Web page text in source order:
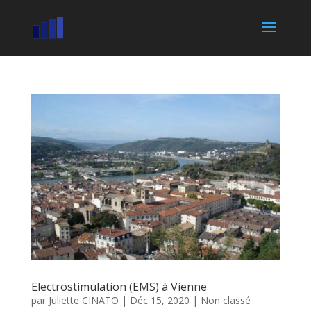
Electrostimulation (EMS) à Vienne
par Juliette CINATO | Déc 15, 2020 | Non classé